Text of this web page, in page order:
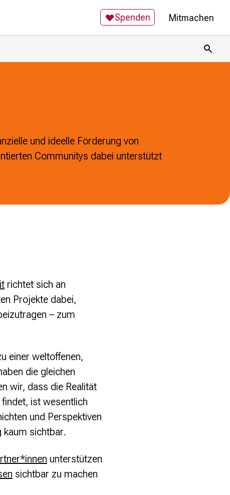
Spenden Mitmachen
und ideelle Förderung von
Communitys dabei unterstützt
richtet sich an
Projekte dabei,
– zum
einer weltoffenen,
die gleichen
wir, dass die Realität
ist wesentlich
und Perspektiven
kaum sichtbar.
unterstützen
sichtbar zu machen